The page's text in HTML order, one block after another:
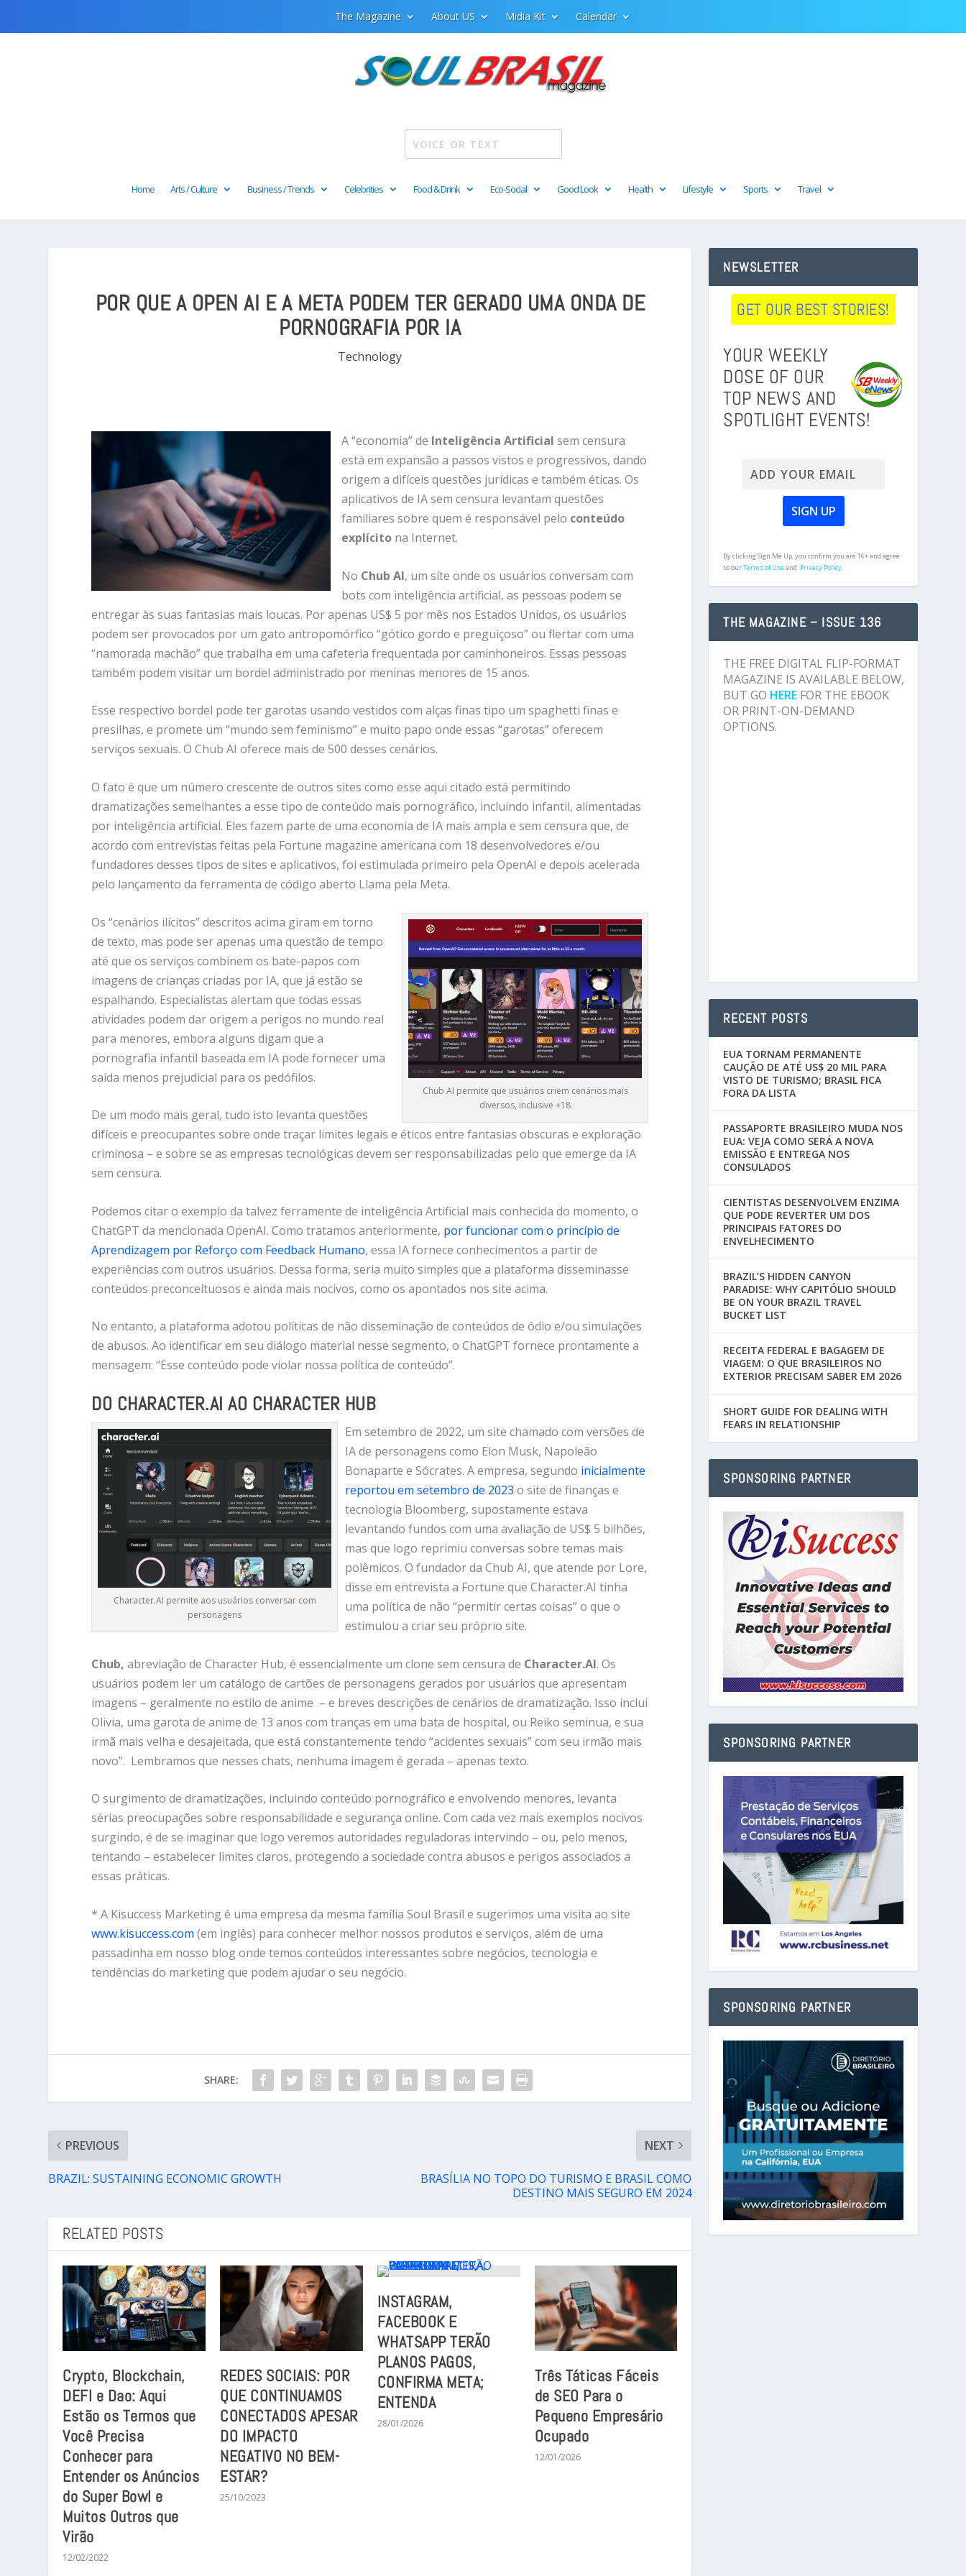
The Magazine About US Midia Kit Calendar
Home Arts / Culture Business / Trends Celebrities Food & Drink Eco-Social Good Look Health Lifestyle Sports Travel
POR QUE A OPEN AI E A META PODEM TER GERADO UMA ONDA DE
PORNOGRAFIA POR IA
Technology
A “economia” de Inteligência Artificial sem censura
está em expansão a passos vistos e progressivos, dando
origem a difíceis questões jurídicas e também éticas. Os
aplicativos de IA sem censura levantam questões
familiares sobre quem é responsável pelo conteúdo
explícito na Internet.
No Chub AI, um site onde os usuários conversam com
bots com inteligência artificial, as pessoas podem se
entregar às suas fantasias mais loucas. Por apenas US$ 5 por mês nos Estados Unidos, os usuários
podem ser provocados por um gato antropomórfico “gótico gordo e preguiçoso” ou flertar com uma
“namorada machão” que trabalha em uma cafeteria frequentada por caminhoneiros. Essas pessoas
também podem visitar um bordel administrado por meninas menores de 15 anos.
Esse respectivo bordel pode ter garotas usando vestidos com alças finas tipo um spaghetti finas e
presilhas, e promete um “mundo sem feminismo” e muito papo onde essas “garotas” oferecem
serviços sexuais. O Chub AI oferece mais de 500 desses cenários.
O fato é que um número crescente de outros sites como esse aqui citado está permitindo
dramatizações semelhantes a esse tipo de conteúdo mais pornográfico, incluindo infantil, alimentadas
por inteligência artificial. Eles fazem parte de uma economia de IA mais ampla e sem censura que, de
acordo com entrevistas feitas pela Fortune magazine americana com 18 desenvolvedores e/ou
fundadores desses tipos de sites e aplicativos, foi estimulada primeiro pela OpenAI e depois acelerada
pelo lançamento da ferramenta de código aberto Llama pela Meta.
Chub AI permite que usuários criem cenários mais
diversos, inclusive +18
Os “cenários ilícitos” descritos acima giram em torno
de texto, mas pode ser apenas uma questão de tempo
até que os serviços combinem os bate-papos com
imagens de crianças criadas por IA, que já estão se
espalhando. Especialistas alertam que todas essas
atividades podem dar origem a perigos no mundo real
para menores, embora alguns digam que a
pornografia infantil baseada em IA pode fornecer uma
saída menos prejudicial para os pedófilos.
De um modo mais geral, tudo isto levanta questões
difíceis e preocupantes sobre onde traçar limites legais e éticos entre fantasias obscuras e exploração
criminosa – e sobre se as empresas tecnológicas devem ser responsabilizadas pelo que emerge da IA
sem censura.
Podemos citar o exemplo da talvez ferramente de inteligência Artificial mais conhecida do momento, o
ChatGPT da mencionada OpenAI. Como tratamos anteriormente, por funcionar com o princípio de
Aprendizagem por Reforço com Feedback Humano, essa IA fornece conhecimentos a partir de
experiências com outros usuários. Dessa forma, seria muito simples que a plataforma disseminasse
conteúdos preconceituosos e ainda mais nocivos, como os apontados nos site acima.
No entanto, a plataforma adotou políticas de não disseminação de conteúdos de ódio e/ou simulações
de abusos. Ao identificar em seu diálogo material nesse segmento, o ChatGPT fornece prontamente a
mensagem: “Esse conteúdo pode violar nossa política de conteúdo”.
DO CHARACTER.AI AO CHARACTER HUB
Character.AI permite aos usuários conversar com
personagens
Em setembro de 2022, um site chamado com versões de
IA de personagens como Elon Musk, Napoleão
Bonaparte e Sócrates. A empresa, segundo inicialmente
reportou em setembro de 2023 o site de finanças e
tecnologia Bloomberg, supostamente estava
levantando fundos com uma avaliação de US$ 5 bilhões,
mas que logo reprimiu conversas sobre temas mais
polêmicos. O fundador da Chub AI, que atende por Lore,
disse em entrevista a Fortune que Character.AI tinha
uma política de não “permitir certas coisas” o que o
estimulou a criar seu próprio site.
Chub, abreviação de Character Hub, é essencialmente um clone sem censura de Character.AI. Os
usuários podem ler um catálogo de cartões de personagens gerados por usuários que apresentam
imagens – geralmente no estilo de anime – e breves descrições de cenários de dramatização. Isso inclui
Olivia, uma garota de anime de 13 anos com tranças em uma bata de hospital, ou Reiko seminua, e sua
irmã mais velha e desajeitada, que está constantemente tendo “acidentes sexuais” com seu irmão mais
novo”. Lembramos que nesses chats, nenhuma imagem é gerada – apenas texto.
O surgimento de dramatizações, incluindo conteúdo pornográfico e envolvendo menores, levanta
sérias preocupações sobre responsabilidade e segurança online. Com cada vez mais exemplos nocivos
surgindo, é de se imaginar que logo veremos autoridades reguladoras intervindo – ou, pelo menos,
tentando – estabelecer limites claros, protegendo a sociedade contra abusos e perigos associados a
essas práticas.
* A Kisuccess Marketing é uma empresa da mesma família Soul Brasil e sugerimos uma visita ao site
www.kisuccess.com (em inglês) para conhecer melhor nossos produtos e serviços, além de uma
passadinha em nosso blog onde temos conteúdos interessantes sobre negócios, tecnologia e
tendências do marketing que podem ajudar o seu negócio.
SHARE:
PREVIOUS
BRAZIL: SUSTAINING ECONOMIC GROWTH
NEXT
BRASÍLIA NO TOPO DO TURISMO E BRASIL COMO
DESTINO MAIS SEGURO EM 2024
RELATED POSTS
Crypto, Blockchain,
DEFI e Dao: Aqui
Estão os Termos que
Você Precisa
Conhecer para
Entender os Anúncios
do Super Bowl e
Muitos Outros que
Virão
12/02/2022
REDES SOCIAIS: POR
QUE CONTINUAMOS
CONECTADOS APESAR
DO IMPACTO
NEGATIVO NO BEM-
ESTAR?
25/10/2023
INSTAGRAM,
FACEBOOK E
WHATSAPP TERÃO
PLANOS PAGOS,
CONFIRMA META;
ENTENDA
28/01/2026
Três Táticas Fáceis
de SEO Para o
Pequeno Empresário
Ocupado
12/01/2026
NEWSLETTER
GET OUR BEST STORIES!
YOUR WEEKLY
DOSE OF OUR
TOP NEWS AND
SPOTLIGHT EVENTS!
By clicking Sign Me Up, you confirm you are 16+ and agree
to ourTerms of Useand Privacy Policy.
THE MAGAZINE – ISSUE 136
THE FREE DIGITAL FLIP-FORMAT
MAGAZINE IS AVAILABLE BELOW,
BUT GO HERE FOR THE EBOOK
OR PRINT-ON-DEMAND
OPTIONS.
RECENT POSTS
EUA TORNAM PERMANENTE
CAUÇÃO DE ATÉ US$ 20 MIL PARA
VISTO DE TURISMO; BRASIL FICA
FORA DA LISTA
PASSAPORTE BRASILEIRO MUDA NOS
EUA: VEJA COMO SERÁ A NOVA
EMISSÃO E ENTREGA NOS
CONSULADOS
CIENTISTAS DESENVOLVEM ENZIMA
QUE PODE REVERTER UM DOS
PRINCIPAIS FATORES DO
ENVELHECIMENTO
BRAZIL’S HIDDEN CANYON
PARADISE: WHY CAPITÓLIO SHOULD
BE ON YOUR BRAZIL TRAVEL
BUCKET LIST
RECEITA FEDERAL E BAGAGEM DE
VIAGEM: O QUE BRASILEIROS NO
EXTERIOR PRECISAM SABER EM 2026
SHORT GUIDE FOR DEALING WITH
FEARS IN RELATIONSHIP
SPONSORING PARTNER
SPONSORING PARTNER
SPONSORING PARTNER